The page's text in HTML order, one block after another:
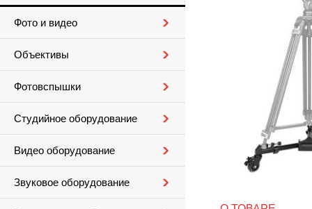
Фото и видео
Объективы
Фотовспышки
Студийное оборудование
Видео оборудование
Звуковое оборудование